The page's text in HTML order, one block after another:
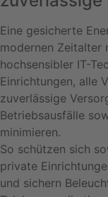
Eine gesicherte
modernen Zeitalter
hochsensibler IT-
Einrichtungen, alle
zuverlässige
Betriebsausfälle
minimieren.
So schützen sich
private
und sichern